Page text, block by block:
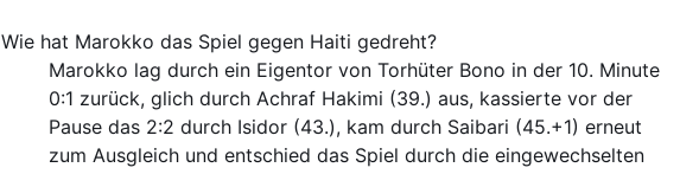
Wie hat Marokko das Spiel gegen Haiti gedreht?
Marokko lag durch ein Eigentor von Torhüter Bono in der 10. Minute
0:1 zurück, glich durch Achraf Hakimi (39.) aus, kassierte vor der
Pause das 2:2 durch Isidor (43.), kam durch Saibari (45.+1) erneut
zum Ausgleich und entschied das Spiel durch die eingewechselten